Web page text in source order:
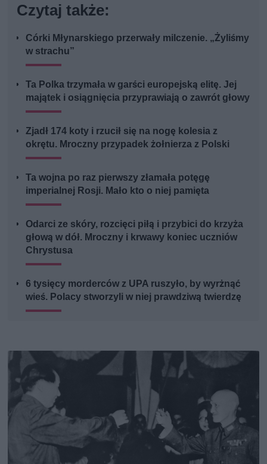
Czytaj także:
Córki Młynarskiego przerwały milczenie. „Żyliśmy
w strachu”
Ta Polka trzymała w garści europejską elitę. Jej
majątek i osiągnięcia przyprawiają o zawrót głowy
Zjadł 174 koty i rzucił się na nogę kolesia z
okrętu. Mroczny przypadek żołnierza z Polski
Ta wojna po raz pierwszy złamała potęgę
imperialnej Rosji. Mało kto o niej pamięta
Odarci ze skóry, rozcięci piłą i przybici do krzyża
głową w dół. Mroczny i krwawy koniec uczniów
Chrystusa
6 tysięcy morderców z UPA ruszyło, by wyrżnąć
wieś. Polacy stworzyli w niej prawdziwą twierdzę